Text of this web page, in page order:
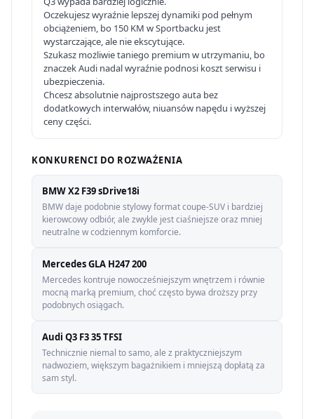
Oczekujesz wyraźnie lepszej dynamiki pod pełnym
obciążeniem, bo 150 KM w Sportbacku jest
wystarczające, ale nie ekscytujące.
Szukasz możliwie taniego premium w utrzymaniu, bo
znaczek Audi nadal wyraźnie podnosi koszt serwisu i
ubezpieczenia.
Chcesz absolutnie najprostszego auta bez
dodatkowych interwałów, niuansów napędu i wyższej
ceny części.
KONKURENCI DO ROZWAŻENIA
BMW X2 F39 sDrive18i
BMW daje podobnie stylowy format coupe-SUV i bardziej
kierowcowy odbiór, ale zwykle jest ciaśniejsze oraz mniej
neutralne w codziennym komforcie.
Mercedes GLA H247 200
Mercedes kontruje nowocześniejszym wnętrzem i równie
mocną marką premium, choć często bywa droższy przy
podobnych osiągach.
Audi Q3 F3 35 TFSI
Technicznie niemal to samo, ale z praktyczniejszym
nadwoziem, większym bagażnikiem i mniejszą dopłatą za
sam styl.